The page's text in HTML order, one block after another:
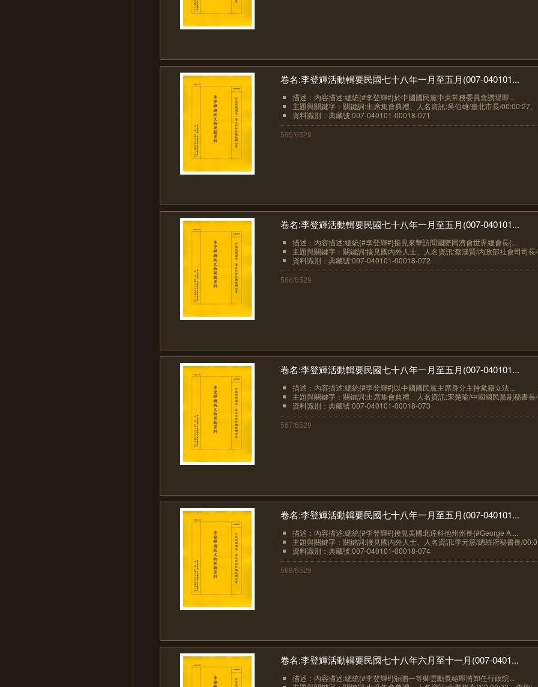
卷名:李登輝活動輯要民國七十八年一月至五月(007-040101...
描述：內容描述:總統{#李登輝#}於中國國民黨中央常務委員會讚譽即...
主題與關鍵字：關鍵詞:出席集會典禮、人名資訊:吳伯雄/臺北市長/00:00:27
資料識別：典藏號:007-040101-00018-071
565/6529
卷名:李登輝活動輯要民國七十八年一月至五月(007-040101...
描述：內容描述:總統{#李登輝#}接見來華訪問國際同濟會世界總會長{...
主題與關鍵字：關鍵詞:接見國內外人士、人名資訊:蔡漢賢/內政部社會司司長
資料識別：典藏號:007-040101-00018-072
566/6529
卷名:李登輝活動輯要民國七十八年一月至五月(007-040101...
描述：內容描述:總統{#李登輝#}以中國國民黨主席身分主持黨籍立法...
主題與關鍵字：關鍵詞:出席集會典禮、人名資訊:宋楚瑜/中國國民黨副秘書長
資料識別：典藏號:007-040101-00018-073
567/6529
卷名:李登輝活動輯要民國七十八年一月至五月(007-040101...
描述：內容描述:總統{#李登輝#}接見美國北達科他州州長{#George A....
主題與關鍵字：關鍵詞:接見國內外人士、人名資訊:李元簇/總統府秘書長/
資料識別：典藏號:007-040101-00018-074
568/6529
卷名:李登輝活動輯要民國七十八年六月至十一月(007-0401...
描述：內容描述:總統{#李登輝#}頒贈一等卿雲勳長給即將卸任行政院...